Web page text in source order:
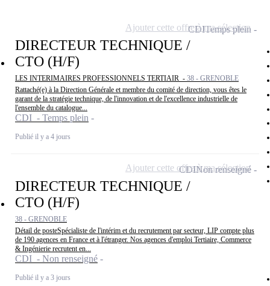
DIRECTEUR TECHNIQUE /
CTO (H/F)
LES INTERIMAIRES PROFESSIONNELS TERTIAIR - 38 - GRENOBLE
Rattaché(e) à la Direction Générale et membre du comité de direction, vous êtes le
garant de la stratégie technique, de l'innovation et de l'excellence industrielle de
l'ensemble du catalogue...
CDI - Temps plein
Publié il y a 4 jours
CDITemps plein
Ajouter cette offre à ma sélection
DIRECTEUR TECHNIQUE /
CTO (H/F)
38 - GRENOBLE
Détail de posteSpécialiste de l'intérim et du recrutement par secteur, LIP compte plus
de 190 agences en France et à l'étranger. Nos agences d'emploi Tertiaire, Commerce
& Ingénierie recrutent en...
CDI - Non renseigné
Publié il y a 3 jours
CDINon renseigné
Ajouter cette offre à ma sélection